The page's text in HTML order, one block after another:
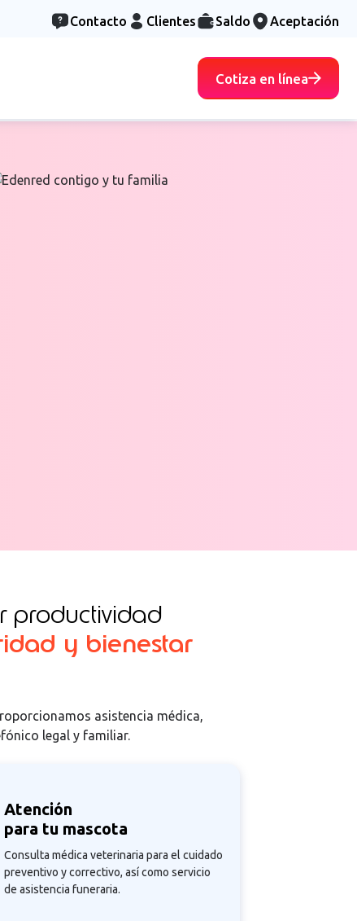
Contacto Clientes Saldo Aceptación
Cotiza en línea
productividad
y bienestar
asistencia médica,
legal y familiar.
Atención
para tu mascota
Consulta médica veterinaria para el cuidado
preventivo y correctivo, así como servicio
de asistencia funeraria.